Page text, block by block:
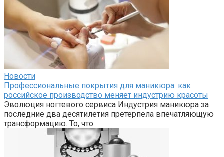
Новости
Профессиональные покрытия для маникюра: как
российское производство меняет индустрию красоты
Эволюция ногтевого сервиса Индустрия маникюра за
последние два десятилетия претерпела впечатляющую
трансформацию. То, что